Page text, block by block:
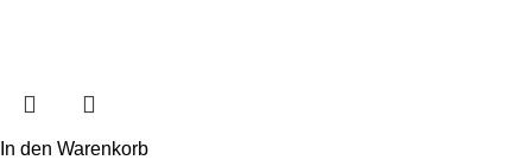
In den Warenkorb